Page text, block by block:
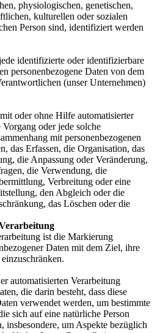
physiologischen, genetischen,
kulturellen oder sozialen
Person sind, identifiziert werden
identifizierte oder identifizierbare
personenbezogene Daten von dem
(unser Unternehmen)
oder ohne Hilfe automatisierter
oder jede solche
mit personenbezogenen
das Erfassen, die Organisation, das
die Anpassung oder Veränderung,
die Verwendung, die
Verbreitung oder eine
den Abgleich oder die
das Löschen oder die
ist die Markierung
Daten mit dem Ziel, ihre
automatisierten Verarbeitung
die darin besteht, dass diese
verwendet werden, um bestimmte
sich auf eine natürliche Person
insbesondere, um Aspekte bezüglich